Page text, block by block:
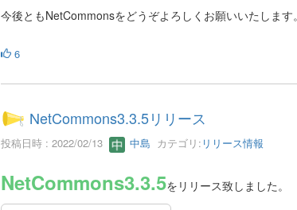
今後ともNetCommonsをどうぞよろしくお願いいたします。
6
NetCommons3.3.5リリース
投稿日時 : 2022/02/13 中島 カテゴリ: リリース情報
NetCommons3.3.5をリリース致しました。